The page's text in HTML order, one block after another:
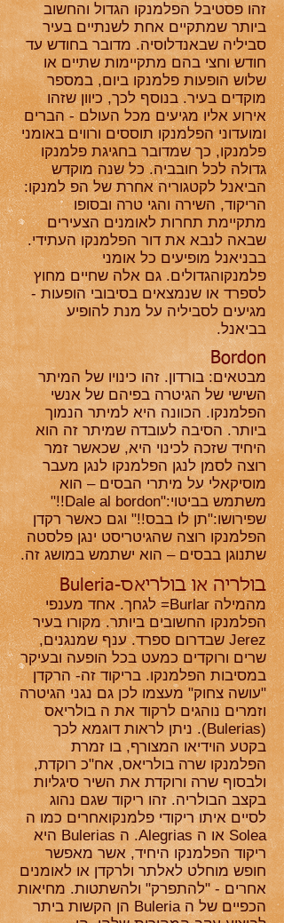
זהו פסטיבל הפלמנקו הגדול והחשוב
ביותר שמתקיים אחת לשנתיים בעיר
סביליה שבאנדלוסיה. מדובר בחודש עד
חודש וחצי בהם מתקיימות שתיים או
שלוש הופעות פלמנקו ביום, במספר
מוקדים בעיר. בנוסף לכך, כיוון שזהו
אירוע אליו מגיעים מכל העולם - הברים
ומועדוני הפלמנקו תוססים ורווים באומני
פלמנקו, כך שמדובר בחגיגת פלמנקו
גדולה לכל חובביה. כל שנה מוקדש
הביאנל לקטגוריה אחרת של הפ למנקו:
הריקוד, השירה והגי טרה ובסופו
מתקיימת תחרות לאומנים הצעירים
שבאה לנבא את דור הפלמנקו העתידי.
בבניאנל מופיעים כל אומני
פלמנקוהגדולים. גם אלה שחיים מחוץ
לספרד או שנמצאים בסיבובי הופעות -
מגיעים לסביליה על מנת להופיע
בביאנל.
Bordon
מבטאים: בורדון. זהו כינויו של המיתר
השישי של הגיטרה בפיהם של אנשי
הפלמנקו. הכוונה היא למיתר הנמוך
ביותר. הסיבה לעובדה שמיתר זה הוא
היחיד שזכה לכינוי היא, שכאשר זמר
רוצה לסמן לנגן הפלמנקו לנגן מעבר
מוסיקאלי על מיתרי הבסים – הוא
משתמש בביטוי:"Dale al bordon!!"
שפירושו:"תן לו בבס!!" וגם כאשר רקדן
הפלמנקו רוצה שהגיטריסט ינגן פלסטה
שתנוגן בבסים – הוא ישתמש במושג זה.
בולריה או בולריאס-Buleria
מהמילה Burlar= לגחך. אחד מענפי
הפלמנקו החשובים ביותר. מקורו בעיר
Jerez שבדרום ספרד. ענף שמנגנים,
שרים ורוקדים כמעט בכל הופעה ובעיקר
במסיבות הפלמנקו. בריקוד זה- הרקדן
"עושה צחוק" מעצמו לכן גם נגני הגיטרה
וזמרים נוהגים לרקוד את ה בולריאס
(Bulerias). ניתן לראות דוגמא לכך
בקטע הוידיאו המצורף, בו זמרת
הפלמנקו שרה בולריאס, אח"כ רוקדת,
ולבסוף שרה ורוקדת את השיר סיגליות
בקצב הבולריה. זהו ריקוד שגם נהוג
לסיים איתו ריקודי פלמנקואחרים כמו ה
Solea או ה Alegrias. ה Bulerias היא
ריקוד הפלמנקו היחיד, אשר מאפשר
חופש מוחלט לאלתר ולרקדן או לאומנים
אחרים - "להתפרק" ולהשתטות. מחיאות
הכפיים של ה Buleria הן הקשות ביתר